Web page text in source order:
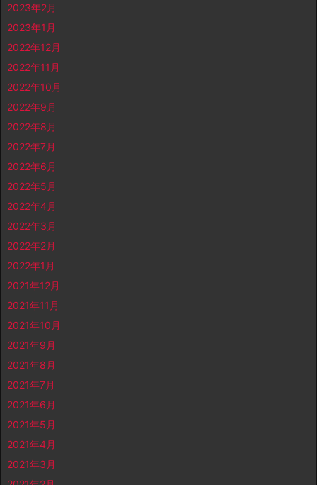
2023年2月
2023年1月
2022年12月
2022年11月
2022年10月
2022年9月
2022年8月
2022年7月
2022年6月
2022年5月
2022年4月
2022年3月
2022年2月
2022年1月
2021年12月
2021年11月
2021年10月
2021年9月
2021年8月
2021年7月
2021年6月
2021年5月
2021年4月
2021年3月